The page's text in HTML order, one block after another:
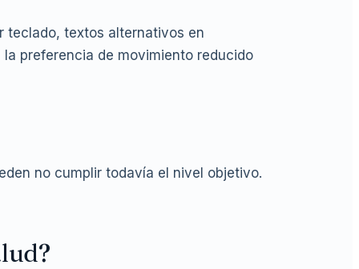
teclado, textos alternativos en
preferencia de movimiento reducido
no cumplir todavía el nivel objetivo.